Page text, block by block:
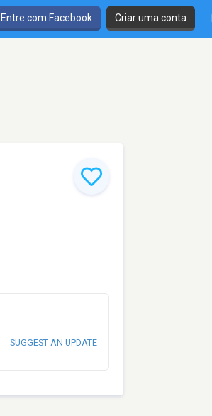
Entre com Facebook Criar uma conta
SUGGEST AN UPDATE